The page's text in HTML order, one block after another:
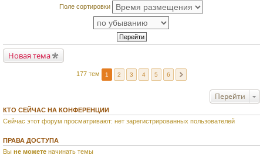
Поле сортировки
Новая тема
177 тем 1 2 3 4 5 6
Перейти
КТО СЕЙЧАС НА КОНФЕРЕНЦИИ
Сейчас этот форум просматривают: нет зарегистрированных пользователей
ПРАВА ДОСТУПА
Вы не можете начинать темы